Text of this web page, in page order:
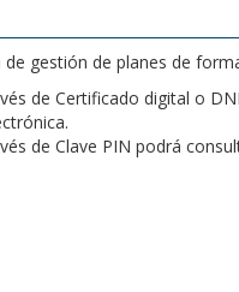
gestión de planes de
de Certificado digital o
de Clave PIN podrá